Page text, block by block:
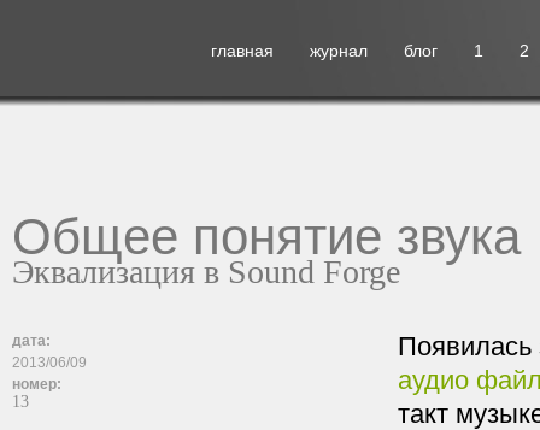
главная журнал блог 1 2
Общее понятие звука
Эквализация в Sound Forge
дата:
2013/06/09
номер:
13
Появилась
аудио
такт